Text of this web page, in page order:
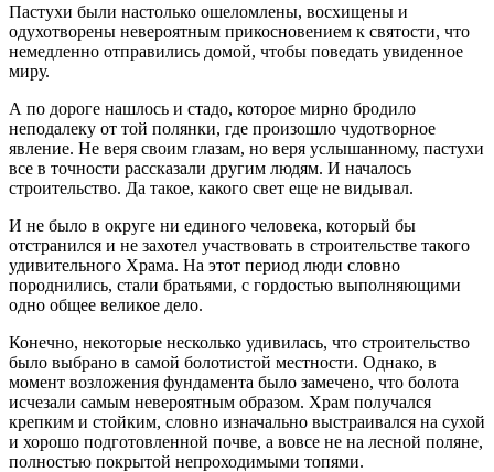
Пастухи были настолько ошеломлены, восхищены и
одухотворены невероятным прикосновением к святости, что
немедленно отправились домой, чтобы поведать увиденное
миру.
А по дороге нашлось и стадо, которое мирно бродило
неподалеку от той полянки, где произошло чудотворное
явление. Не веря своим глазам, но веря услышанному, пастухи
все в точности рассказали другим людям. И началось
строительство. Да такое, какого свет еще не видывал.
И не было в округе ни единого человека, который бы
отстранился и не захотел участвовать в строительстве такого
удивительного Храма. На этот период люди словно
породнились, стали братьями, с гордостью выполняющими
одно общее великое дело.
Конечно, некоторые несколько удивилась, что строительство
было выбрано в самой болотистой местности. Однако, в
момент возложения фундамента было замечено, что болота
исчезали самым невероятным образом. Храм получался
крепким и стойким, словно изначально выстраивался на сухой
и хорошо подготовленной почве, а вовсе не на лесной поляне,
полностью покрытой непроходимыми топями.